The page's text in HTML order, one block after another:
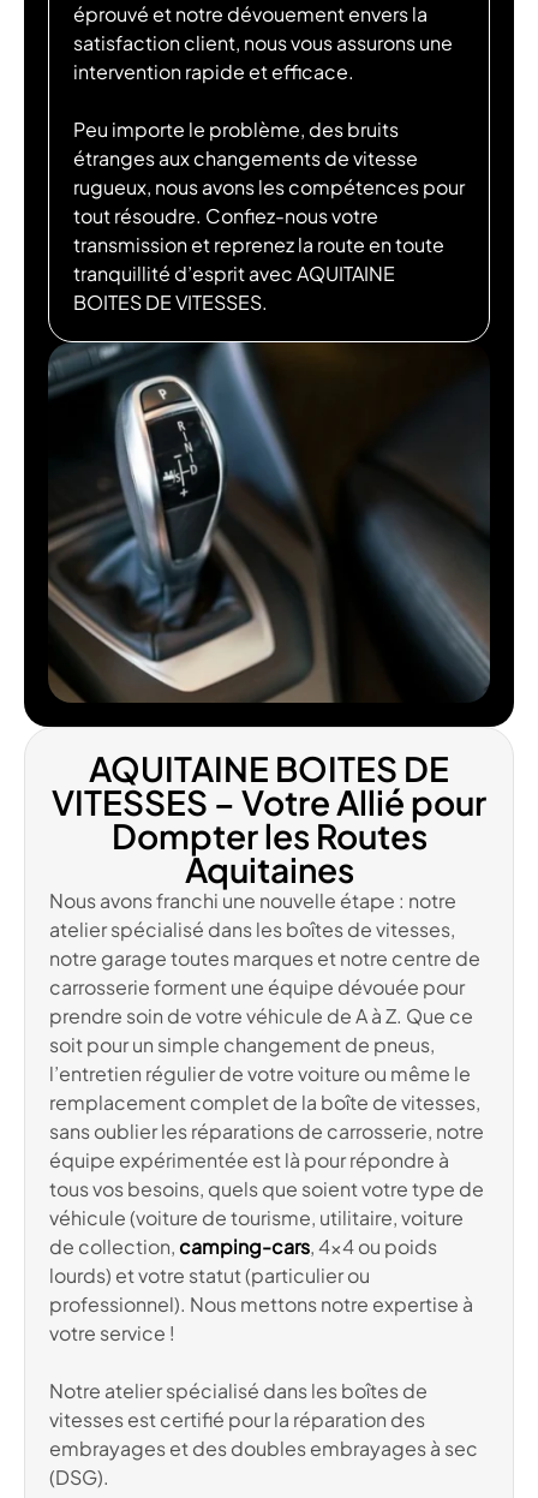
éprouvé et notre dévouement envers la
satisfaction client, nous vous assurons une
intervention rapide et efficace.
Peu importe le problème, des bruits
étranges aux changements de vitesse
rugueux, nous avons les compétences pour
tout résoudre. Confiez-nous votre
transmission et reprenez la route en toute
tranquillité d’esprit avec AQUITAINE
BOITES DE VITESSES.
AQUITAINE BOITES DE
VITESSES – Votre Allié pour
Dompter les Routes
Aquitaines
Nous avons franchi une nouvelle étape : notre
atelier spécialisé dans les boîtes de vitesses,
notre garage toutes marques et notre centre de
carrosserie forment une équipe dévouée pour
prendre soin de votre véhicule de A à Z. Que ce
soit pour un simple changement de pneus,
l’entretien régulier de votre voiture ou même le
remplacement complet de la boîte de vitesses,
sans oublier les réparations de carrosserie, notre
équipe expérimentée est là pour répondre à
tous vos besoins, quels que soient votre type de
véhicule (voiture de tourisme, utilitaire, voiture
de collection,camping-cars, 4×4 ou poids
lourds) et votre statut (particulier ou
professionnel). Nous mettons notre expertise à
votre service !
Notre atelier spécialisé dans les boîtes de
vitesses est certifié pour la réparation des
embrayages et des doubles embrayages à sec
(DSG).